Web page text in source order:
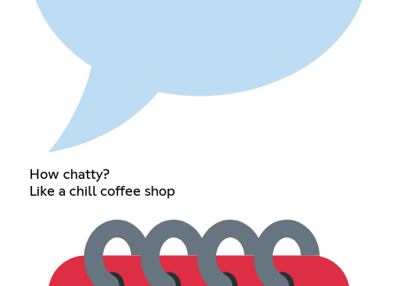
How chatty?
Like a chill coffee shop